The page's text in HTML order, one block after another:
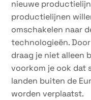
nieuwe
productielijnen
omschakelen naar
technologieën.
draag je niet alleen
voorkom je ook dat
landen buiten de
worden verplaatst.